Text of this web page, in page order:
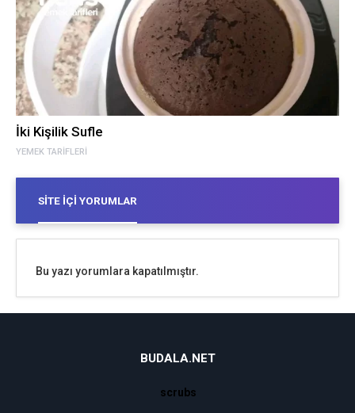
YEMEK TARIFLERI
İki Kişilik Sufle
SITE İÇI YORUMLAR
Bu yazı yorumlara kapatılmıştır.
BUDALA.NET
scrubs